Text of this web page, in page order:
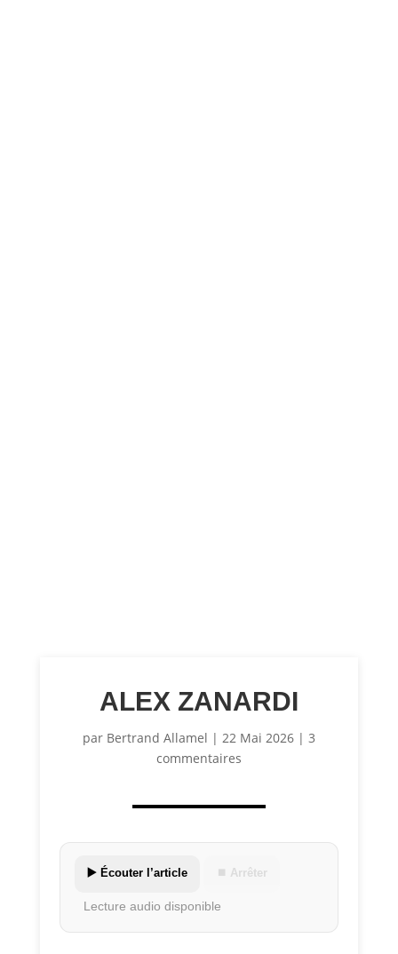
ALEX ZANARDI
par Bertrand Allamel | 22 Mai 2026| 3
commentaires
▶️ Écouter l’article ⏹ Arrêter
Lecture audio disponible